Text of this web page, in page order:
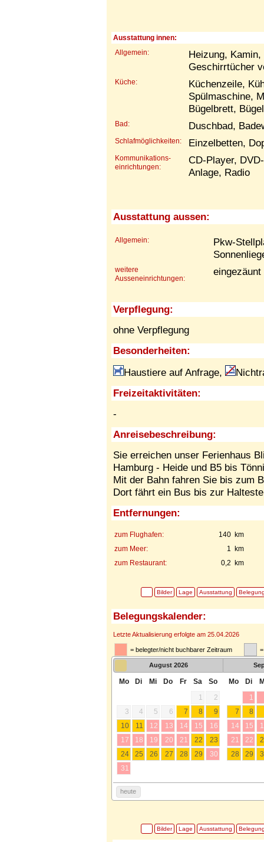
Ausstattung innen:
Allgemein:
Heizung,
Geschirrtücher
Küche:
Küchenzeile,
Spülmaschine,
Bügelbrett,
Bad: Duschbad,
Schlafmöglichkeiten: Einzelbetten,
Kommunikations-
einrichtungen:
CD-Player,
Anlage, Radio
Ausstattung aussen:
Allgemein:
Pkw-
weitere
Ausseneinrichtungen:
eingezäunt
Verpflegung:
ohne Verpflegung
Besonderheiten:
Haustiere auf Anfrage,
Freizeitaktivitäten:
-
Anreisebeschreibung:
Sie erreichen unser Ferienhaus
Hamburg - Heide und B5 bis
Mit der Bahn fahren Sie bis zum
Dort fährt ein Bus bis zur
Entfernungen:
140 km
zum Flughafen:
1 km
zum Meer:
0,2 km
zum Restaurant:
Bilder Lage Ausstattung
Belegungskalender:
Letzte Aktualisierung erfolgte am 25.04.2026
= belegter/nicht buchbarer Zeitraum
August 2026
Mo Di Mi Do Fr Sa
So
1
2
3
4 5 6 7 8
9
10
11 12 13 14 15
16
17
18 19 20 21 22
23
24
25 26 27 28 29
30
31
Mo Di
1
7
8
14
15
21
22
28
29
heute
Bilder Lage Ausstattung